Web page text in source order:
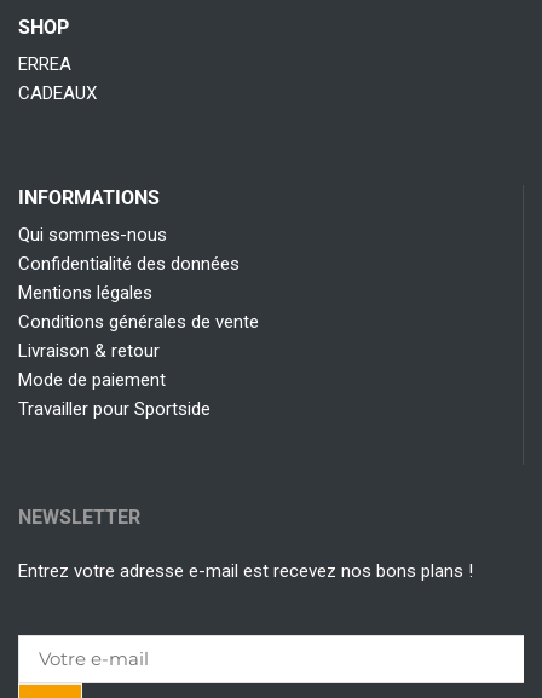
SHOP
ERREA
CADEAUX
INFORMATIONS
Qui sommes-nous
Confidentialité des données
Mentions légales
Conditions générales de vente
Livraison & retour
Mode de paiement
Travailler pour Sportside
NEWSLETTER
Entrez votre adresse e-mail est recevez nos bons plans !